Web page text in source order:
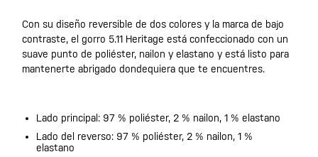
Con su diseño reversible de dos colores y la marca de bajo
contraste, el gorro 5.11 Heritage está confeccionado con un
suave punto de poliéster, nailon y elastano y está listo para
mantenerte abrigado dondequiera que te encuentres.
Lado principal: 97 % poliéster, 2 % nailon, 1 % elastano
Lado del reverso: 97 % poliéster, 2 % nailon, 1 %
elastano